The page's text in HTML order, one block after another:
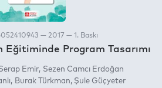
— 2017 — 1. Baskı
Eğitiminde Program Tasarımı
Emir
Sezen Camcı Erdoğan
Burak Türkman
Şule Güçyeter